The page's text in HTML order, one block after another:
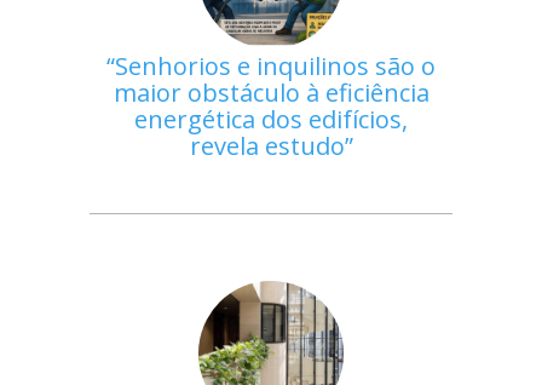
Senhorios e inquilinos são o
maior obstáculo à eficiência
energética dos edifícios,
revela estudo